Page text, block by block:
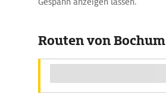
Routen von Bochum